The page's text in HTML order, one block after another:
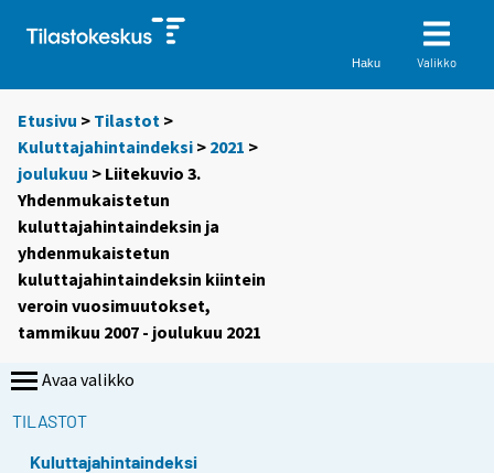
Haku Valikko
Etusivu > Tilastot >
Kuluttajahintaindeksi > 2021 >
joulukuu > Liitekuvio 3.
Yhdenmukaistetun
kuluttajahintaindeksin ja
yhdenmukaistetun
kuluttajahintaindeksin kiintein
veroin vuosimuutokset,
tammikuu 2007 - joulukuu 2021
Avaa valikko
TILASTOT
Kuluttajahintaindeksi